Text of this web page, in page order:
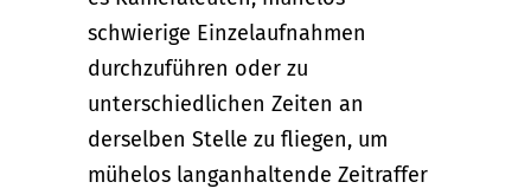
schwierige Einzelaufnahmen
durchzuführen oder zu
unterschiedlichen Zeiten an
derselben Stelle zu fliegen, um
mühelos langanhaltende Zeitraffer